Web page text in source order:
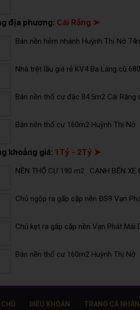
địa phương: Cái Răng ➤
Bán nền hẻm nhánh Huỳnh Thị Nở
Nhà trệt lầu giá rẻ KV4 Ba Láng cũ
Bán nền thổ cư đặc 84.5m2 Cái Răng
Bán nền thổ cư 160m2 Huỳnh Thị Nở
khoảng giá: 1Tỷ - 2Tỷ ➤
NỀN THỔ CƯ 190 m2 . CẠNH BẾN XE
Chủ ngộp ra gấp cặp nền ĐS9 Vạn
Chủ kẹt ra gấp cặp nền Vạn Phát Mái
Bán nền thổ cư 160m2 Huỳnh Thị Nở
ĐIỀU KHOẢN TRANG CÁ NHÂN